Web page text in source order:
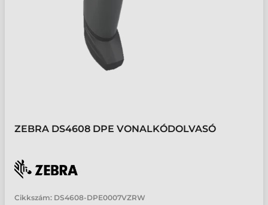
ZEBRA DS4608 DPE VONALKÓDOLVASÓ
Cikkszám: DS4608-DPE0007VZRW